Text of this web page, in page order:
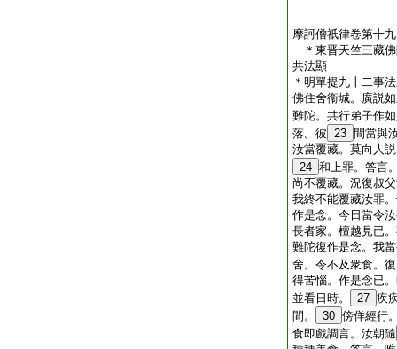
摩訶僧祇律卷第十九
＊東晋天竺三藏
共法顯
＊明單提九十二事
佛住舍衞城。廣説
難陀。共行弟子作
落。彼 23 間當與
汝當覆藏。莫向人
24 和上罪。答言
尚不覆藏。況復叔
我終不能覆藏汝罪
作是念。今日當令
長者家。檀越見已
難陀復作是念。我
舍。令不及衆食。
得苦惱。作是念已
並看日時。
27 疾
間。
30 傍佯經行
食即戲調言。汝朝隨